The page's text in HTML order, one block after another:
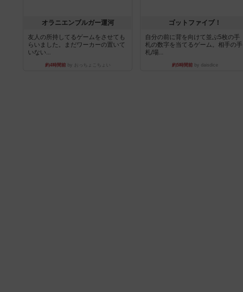
オラニエンブルガー運河
友人の所持してるゲームをさせても
らいました。まだワーカーの置いて
いない...
約4時間前by おっちょこちょい
ゴットファイブ！
自分の前に背を向けて並ぶ5枚の手
札の数字を当てるゲーム。相手の手
札/場...
約5時間前by daisdice